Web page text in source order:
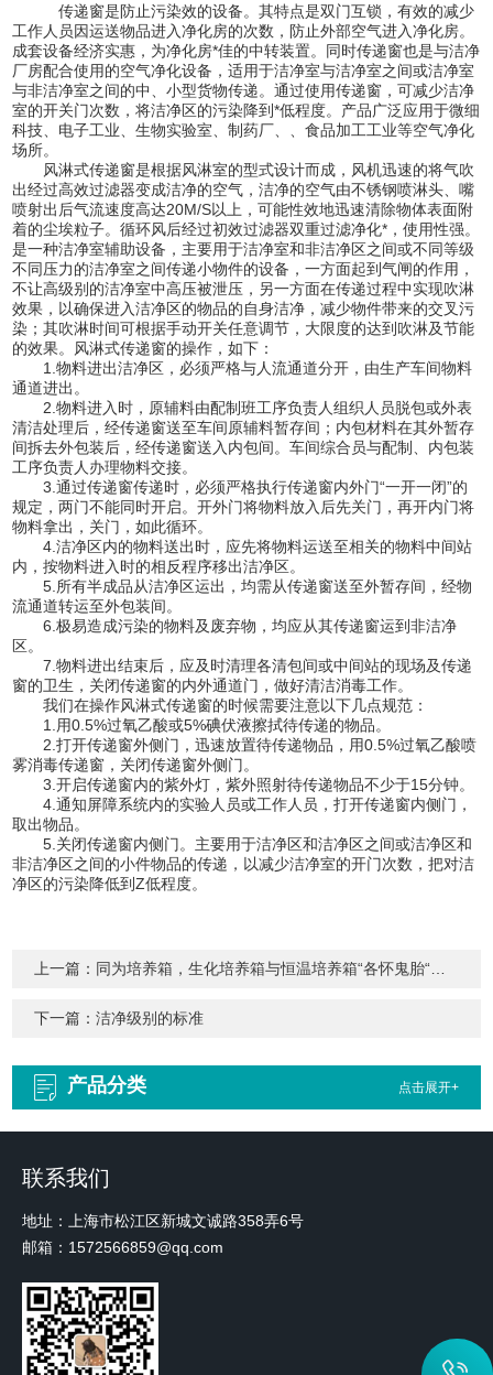
传递窗是防止污染效的设备。其特点是双门互锁，有效的减少
工作人员因运送物品进入净化房的次数，防止外部空气进入净化房。
成套设备经济实惠，为净化房*佳的中转装置。同时传递窗也是与洁净
厂房配合使用的空气净化设备，适用于洁净室与洁净室之间或洁净室
与非洁净室之间的中、小型货物传递。通过使用传递窗，可减少洁净
室的开关门次数，将洁净区的污染降到*低程度。产品广泛应用于微细
科技、电子工业、生物实验室、制药厂、、食品加工工业等空气净化
场所。
风淋式传递窗是根据风淋室的型式设计而成，风机迅速的将气吹
出经过高效过滤器变成洁净的空气，洁净的空气由不锈钢喷淋头、嘴
喷射出后气流速度高达20M/S以上，可能性效地迅速清除物体表面附
着的尘埃粒子。循环风后经过初效过滤器双重过滤净化*，使用性强。
是一种洁净室辅助设备，主要用于洁净室和非洁净区之间或不同等级
不同压力的洁净室之间传递小物件的设备，一方面起到气闸的作用，
不让高级别的洁净室中高压被泄压，另一方面在传递过程中实现吹淋
效果，以确保进入洁净区的物品的自身洁净，减少物件带来的交叉污
染；其吹淋时间可根据手动开关任意调节，大限度的达到吹淋及节能
的效果。风淋式传递窗的操作，如下：
1.物料进出洁净区，必须严格与人流通道分开，由生产车间物料
通道进出。
2.物料进入时，原辅料由配制班工序负责人组织人员脱包或外表
清洁处理后，经传递窗送至车间原辅料暂存间；内包材料在其外暂存
间拆去外包装后，经传递窗送入内包间。车间综合员与配制、内包装
工序负责人办理物料交接。
3.通过传递窗传递时，必须严格执行传递窗内外门“一开一闭”的
规定，两门不能同时开启。开外门将物料放入后先关门，再开内门将
物料拿出，关门，如此循环。
4.洁净区内的物料送出时，应先将物料运送至相关的物料中间站
内，按物料进入时的相反程序移出洁净区。
5.所有半成品从洁净区运出，均需从传递窗送至外暂存间，经物
流通道转运至外包装间。
6.极易造成污染的物料及废弃物，均应从其传递窗运到非洁净
区。
7.物料进出结束后，应及时清理各清包间或中间站的现场及传递
窗的卫生，关闭传递窗的内外通道门，做好清洁消毒工作。
我们在操作风淋式传递窗的时候需要注意以下几点规范：
1.用0.5%过氧乙酸或5%碘伏液擦拭待传递的物品。
2.打开传递窗外侧门，迅速放置待传递物品，用0.5%过氧乙酸喷
雾消毒传递窗，关闭传递窗外侧门。
3.开启传递窗内的紫外灯，紫外照射待传递物品不少于15分钟。
4.通知屏障系统内的实验人员或工作人员，打开传递窗内侧门，
取出物品。
5.关闭传递窗内侧门。主要用于洁净区和洁净区之间或洁净区和
非洁净区之间的小件物品的传递，以减少洁净室的开门次数，把对洁
净区的污染降低到Z低程度。
上一篇： 同为培养箱，生化培养箱与恒温培养箱“各怀鬼胎“，你品，细品！
下一篇：洁净级别的标准
产品分类 点击展开+
联系我们
地址：上海市松江区新城文诚路358弄6号
邮箱：1572566859@qq.com